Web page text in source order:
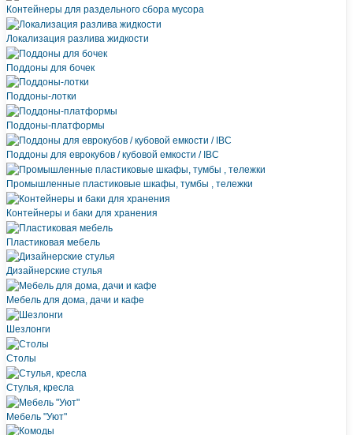
Контейнеры для раздельного сбора мусора
Локализация разлива жидкости
Поддоны для бочек
Поддоны-лотки
Поддоны-платформы
Поддоны для еврокубов / кубовой емкости / IBC
Промышленные пластиковые шкафы, тумбы , тележки
Контейнеры и баки для хранения
Пластиковая мебель
Дизайнерские стулья
Мебель для дома, дачи и кафе
Шезлонги
Столы
Стулья, кресла
Мебель "Уют"